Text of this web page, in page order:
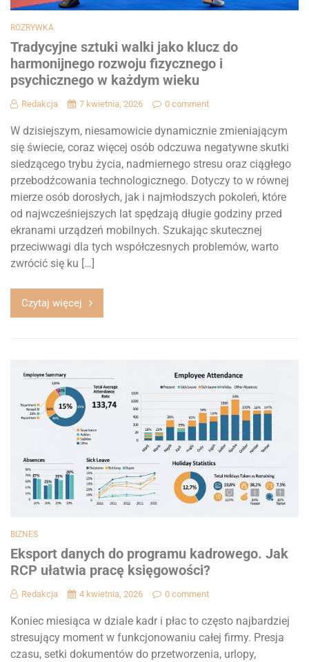
ROZRYWKA
Tradycyjne sztuki walki jako klucz do
harmonijnego rozwoju fizycznego i
psychicznego w każdym wieku
Redakcja 7 kwietnia, 2026 0 comment
W dzisiejszym, niesamowicie dynamicznie zmieniającym
się świecie, coraz więcej osób odczuwa negatywne skutki
siedzącego trybu życia, nadmiernego stresu oraz ciągłego
przebodźcowania technologicznego. Dotyczy to w równej
mierze osób dorosłych, jak i najmłodszych pokoleń, które
od najwcześniejszych lat spędzają długie godziny przed
ekranami urządzeń mobilnych. Szukając skutecznej
przeciwwagi dla tych współczesnych problemów, warto
zwrócić się ku […]
Czytaj więcej
BIZNES
Eksport danych do programu kadrowego. Jak
RCP ułatwia pracę księgowości?
Redakcja 4 kwietnia, 2026 0 comment
Koniec miesiąca w dziale kadr i płac to często najbardziej
stresujący moment w funkcjonowaniu całej firmy. Presja
czasu, setki dokumentów do przetworzenia, urlopy,